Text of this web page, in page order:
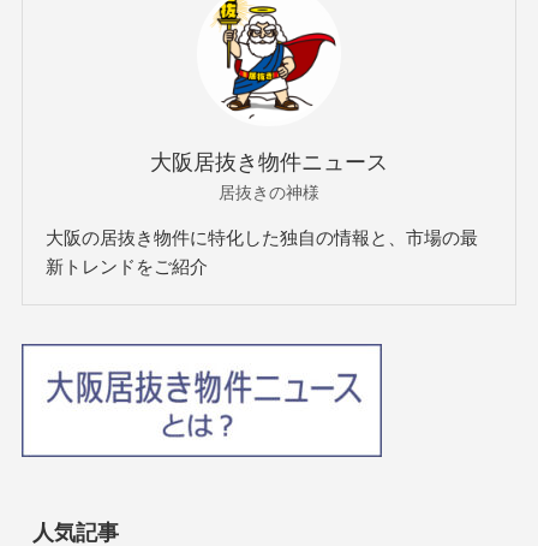
大阪居抜き物件ニュース
居抜きの神様
大阪の居抜き物件に特化した独自の情報と、市場の最
新トレンドをご紹介
人気記事